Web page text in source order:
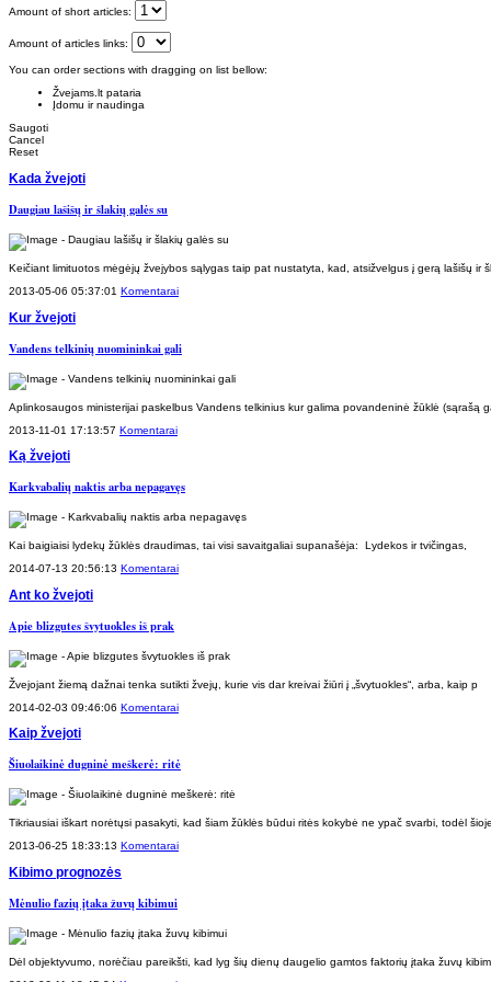
Amount of short articles:
Amount of articles links:
You can order sections with dragging on list bellow:
Žvejams.lt pataria
Įdomu ir naudinga
Saugoti
Cancel
Reset
Kada žvejoti
Daugiau lašišų ir šlakių galės su
Keičiant limituotos mėgėjų žvejybos sąlygas taip pat nustatyta, kad, atsižvelgus į gerą lašišų ir šl
2013-05-06 05:37:01 Komentarai
Kur žvejoti
Vandens telkinių nuomininkai gali
Aplinkosaugos ministerijai paskelbus Vandens telkinius kur galima povandeninė žūklė (sąrašą
2013-11-01 17:13:57 Komentarai
Ką žvejoti
Karkvabalių naktis arba nepagavęs
Kai baigiaisi lydekų žūklės draudimas, tai visi savaitgaliai supanašėja: Lydekos ir tvičingas,
2014-07-13 20:56:13 Komentarai
Ant ko žvejoti
Apie blizgutes švytuokles iš prak
Žvejojant žiemą dažnai tenka sutikti žvejų, kurie vis dar kreivai žiūri į „švytuokles“, arba, kaip p
2014-02-03 09:46:06 Komentarai
Kaip žvejoti
Šiuolaikinė dugninė meškerė: ritė
Tikriausiai iškart norėtųsi pasakyti, kad šiam žūklės būdui ritės kokybė ne ypač svarbi, todėl šioje
2013-06-25 18:33:13 Komentarai
Kibimo prognozės
Mėnulio fazių įtaka žuvų kibimui
Dėl objektyvumo, norėčiau pareikšti, kad lyg šių dienų daugelio gamtos faktorių įtaka žuvų